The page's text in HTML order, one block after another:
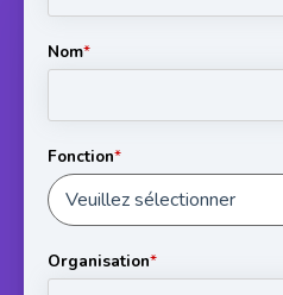
Nom*
Fonction*
Organisation*